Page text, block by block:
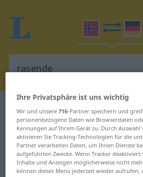
Norwegisch-Deutsch
für "rasende"
"rasende" Deutsch
Ihre Privatsphäre ist uns wichtig
Wir und unsere716-Partner speichern und
personenbezogene Daten wie Browserdaten
Kennungen auf Ihrem Gerät zu. Durch Auswahl
aktivieren Sie Tracking-Technologien für die
Partner verarbeiten Daten, um Ihnen Dienste
aufgeführten Zwecke. Wenn Tracker deaktiviert
Inhalte und Anzeigen möglicherweise nicht
können dieses Menü jederzeit wieder aufrufen,